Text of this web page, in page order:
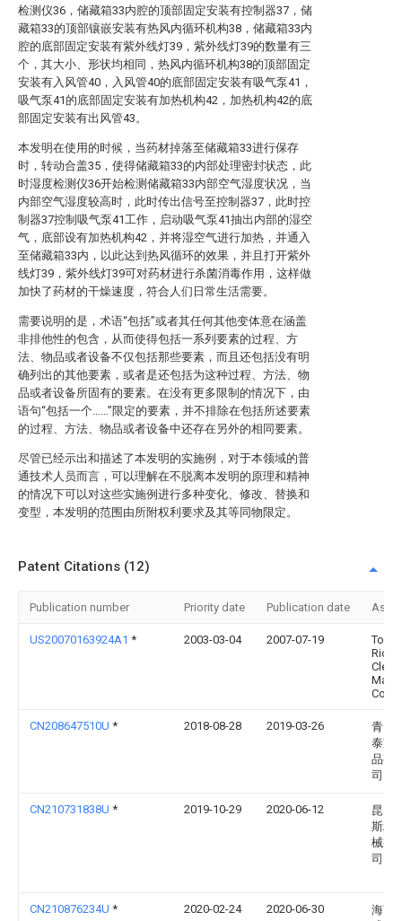
检测仪36，储藏箱33内腔的顶部固定安装有控制器37，储
藏箱33的顶部镶嵌安装有热风内循环机构38，储藏箱33内
腔的底部固定安装有紫外线灯39，紫外线灯39的数量有三
个，其大小、形状均相同，热风内循环机构38的顶部固定
安装有入风管40，入风管40的底部固定安装有吸气泵41，
吸气泵41的底部固定安装有加热机构42，加热机构42的底
部固定安装有出风管43。
本发明在使用的时候，当药材掉落至储藏箱33进行保存
时，转动合盖35，使得储藏箱33的内部处理密封状态，此
时湿度检测仪36开始检测储藏箱33内部空气湿度状况，当
内部空气湿度较高时，此时传出信号至控制器37，此时控
制器37控制吸气泵41工作，启动吸气泵41抽出内部的湿空
气，底部设有加热机构42，并将湿空气进行加热，并通入
至储藏箱33内，以此达到热风循环的效果，并且打开紫外
线灯39，紫外线灯39可对药材进行杀菌消毒作用，这样做
加快了药材的干燥速度，符合人们日常生活需要。
需要说明的是，术语“包括”或者其任何其他变体意在涵盖
非排他性的包含，从而使得包括一系列要素的过程、方
法、物品或者设备不仅包括那些要素，而且还包括没有明
确列出的其他要素，或者是还包括为这种过程、方法、物
品或者设备所固有的要素。在没有更多限制的情况下，由
语句“包括一个……”限定的要素，并不排除在包括所述要素
的过程、方法、物品或者设备中还存在另外的相同要素。
尽管已经示出和描述了本发明的实施例，对于本领域的普
通技术人员而言，可以理解在不脱离本发明的原理和精神
的情况下可以对这些实施例进行多种变化、修改、替换和
变型，本发明的范围由所附权利要求及其等同物限定。
Patent Citations (12)
Publication number Priority date Publication date
US20070163924A1 * 2003-03-04 2007-07-19
Toyo
Rice
Co.,
CN208647510U * 2018-08-28 2019-03-26
青岛
泰家
品有
司
CN210731838U * 2019-10-29 2020-06-12
昆山
斯精
械有
司
CN210876234U * 2020-02-24 2020-06-30
海南